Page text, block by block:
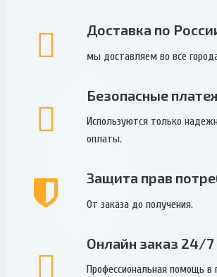
Доставка по
мы доставляем во все
Безопасные
Используются только
оплаты.
Защита прав
От заказа до получения.
Онлайн заказ 24/7
Профессиональная помощь в